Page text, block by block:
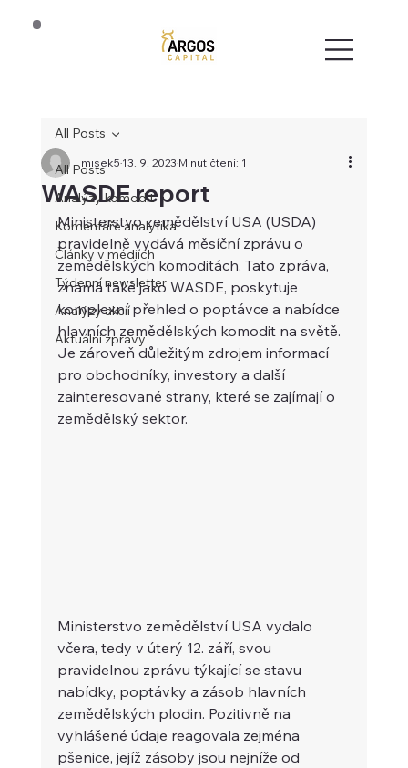
All Posts
Analýzy komodit
Komentáře analytika
Články v médiích
Týdenní newsletter
Analýzy akcií
Aktuální zprávy
All Posts
WASDE report
misek513. 9. 2023Minut čtení: 1
Ministerstvo zemědělství USA (USDA)
pravidelně vydává měsíční zprávu o
zemědělských komoditách. Tato zpráva,
známá také jako WASDE, poskytuje
komplexní přehled o poptávce a nabídce
hlavních zemědělských komodit na světě.
Je zároveň důležitým zdrojem informací
pro obchodníky, investory a další
zainteresované strany, které se zajímají o
zemědělský sektor.
Ministerstvo zemědělství USA vydalo
včera, tedy v úterý 12. září, svou
pravidelnou zprávu týkající se stavu
nabídky, poptávky a zásob hlavních
zemědělských plodin. Pozitivně na
vyhlášené údaje reagovala zejména
pšenice, jejíž zásoby jsou nejníže od